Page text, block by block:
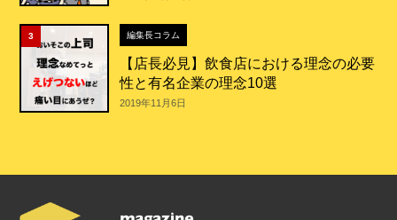
3 編集長コラム
【店長必見】飲食店における理念の必要
性と有名企業の理念10選
2019年11月6日